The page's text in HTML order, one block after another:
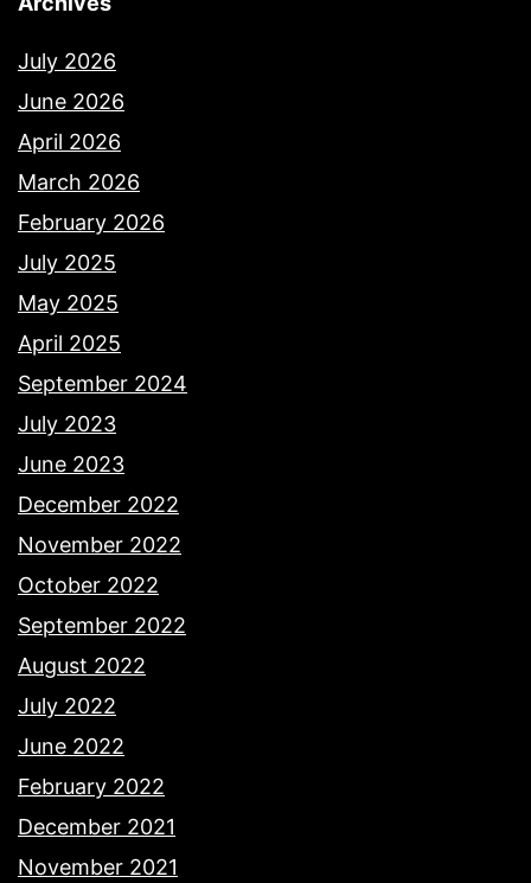
July 2026
June 2026
April 2026
March 2026
February 2026
July 2025
May 2025
April 2025
September 2024
July 2023
June 2023
December 2022
November 2022
October 2022
September 2022
August 2022
July 2022
June 2022
February 2022
December 2021
November 2021